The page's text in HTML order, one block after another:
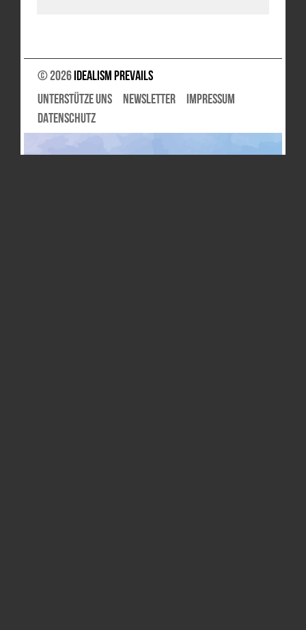
© 2026Idealism Prevails
UNTERSTÜTZE UNS
NEWSLETTER
IMPRESSUM
DATENSCHUTZ